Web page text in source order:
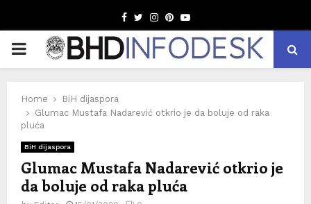
Facebook
TwitterInstagram
Pinterest
Youtube
PRIMARY
Home
BiH dijaspora
Glumac Mustafa Nadarević otkrio je da boluje od raka
pluća
BiH dijaspora
Glumac Mustafa Nadarević otkrio je
da boluje od raka pluća